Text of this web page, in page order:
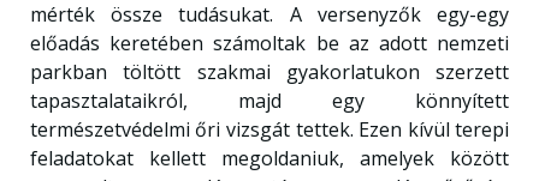
mérték össze tudásukat. A versenyzők egy-egy
előadás keretében számoltak be az adott nemzeti
parkban töltött szakmai gyakorlatukon szerzett
tapasztalataikról, majd egy könnyített
természetvédelmi őri vizsgát tettek. Ezen kívül terepi
feladatokat kellett megoldaniuk, amelyek között